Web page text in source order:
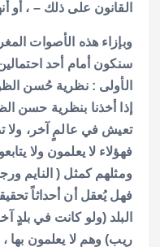
القانون على ذلك – ، أو
وبإزاء هذه الأصوات
سنكون أمام أحد
الأولى : نظرية حُسن
إذا أخذنا بنظرية حسن
تعيش في عالمٍ آخر، ولا
فهؤلاء لا يعلمون ولا
ومثلهم كمثل ( النايم
فهل يُعقل أن أحداثاً
البلد (ولو كانت في بلدٍ
ريب) وهم لا يعلمون بها